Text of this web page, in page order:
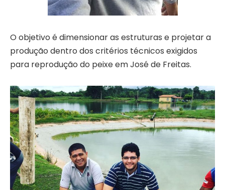
O objetivo é dimensionar as estruturas e projetar a
produção dentro dos critérios técnicos exigidos
para reprodução do peixe em José de Freitas.